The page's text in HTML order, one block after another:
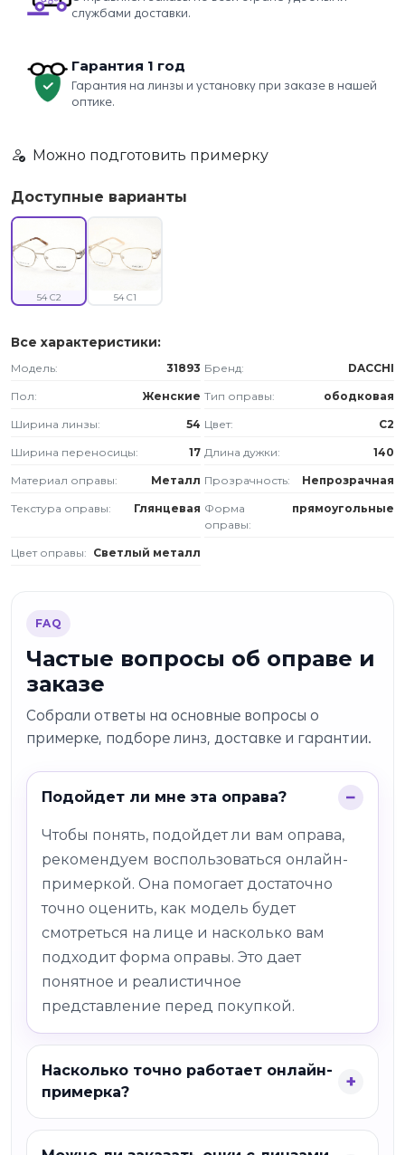
службами доставки.
Гарантия 1 год
Гарантия на линзы и установку при заказе в нашей
оптике.
Можно подготовить примерку
Доступные варианты
54 C2 54 C1
Все характеристики:
Модель: 31893 Бренд: DACCHI
Пол: Женские Тип оправы: ободковая
Ширина линзы: 54 Цвет: C2
Ширина переносицы: 17 Длина дужки: 140
Материал оправы: Металл Прозрачность: Непрозрачная
Текстура оправы: Глянцевая Форма
оправы:
прямоугольные
Цвет оправы: Светлый металл
FAQ
Частые вопросы об оправе и
заказе
Собрали ответы на основные вопросы о
примерке, подборе линз, доставке и гарантии.
Подойдет ли мне эта оправа?
Чтобы понять, подойдет ли вам оправа,
рекомендуем воспользоваться онлайн-
примеркой. Она помогает достаточно
точно оценить, как модель будет
смотреться на лице и насколько вам
подходит форма оправы. Это дает
понятное и реалистичное
представление перед покупкой.
Насколько точно работает онлайн-
примерка?